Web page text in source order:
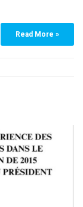
Read More »